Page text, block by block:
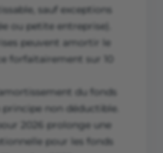
sauf exceptions
ou petite entreprise).
peuvent amortir le
forfaitairement sur 10
du fonds
principe non déductible.
2026 prolonge une
pour les fonds